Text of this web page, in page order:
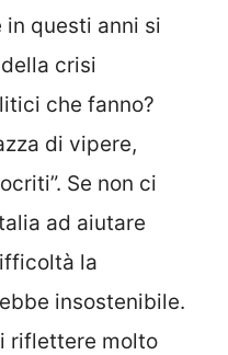
questi anni si
crisi
che fanno?
di vipere,
Se non ci
ad aiutare
la
insostenibile.
riflettere molto